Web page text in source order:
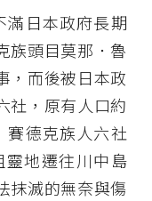
滿日本政府長期
族頭目莫那．魯
，而後被日本政
社，原有人口約
賽德克族人六社
地遷往川中島
抹滅的無奈與傷